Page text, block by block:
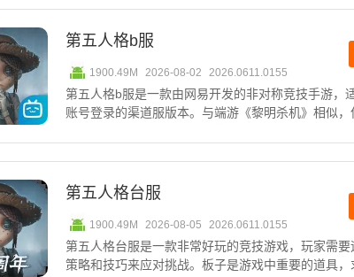
第五人格b服
1900.49M 2026-08-02 2026.0611.0155
第五人格b服是一款由网易开发的非对称竞技手游，
账号登录的渠道服版本。与端游《黎明杀机》相似，
第五人格台服
1900.49M 2026-08-05 2026.0611.0155
第五人格台服是一款非常好玩的竞技游戏，玩家需要
策略和技巧来应对挑战。板子是游戏中重要的道具，